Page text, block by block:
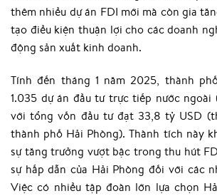
thêm nhiều dự án FDI mới mà còn gia
tạo điều kiện thuận lợi cho các doanh
động sản xuất kinh doanh.
Tính đến tháng 1 năm 2025, thành
1.035 dự án đầu tư trực tiếp nước ngoài
với tổng vốn đầu tư đạt 33,8 tỷ USD
thành phố Hải Phòng). Thành tích này
sự tăng trưởng vượt bậc trong thu hút
sự hấp dẫn của Hải Phòng đối với các
Việc có nhiều tập đoàn lớn lựa chọn